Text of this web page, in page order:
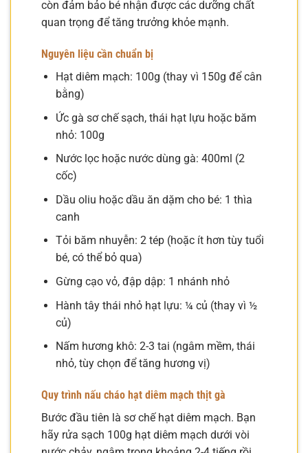
còn đảm bảo bé nhận được các dưỡng chất
quan trọng để tăng trưởng khỏe mạnh.
Nguyên liệu cần chuẩn bị
Hạt diêm mạch: 100g (thay vì 150g để cân
bằng)
Ức gà sơ chế sạch, thái hạt lựu hoặc băm
nhỏ: 100g
Nước lọc hoặc nước dùng gà: 400ml (2
cốc)
Dầu oliu hoặc dầu ăn dặm cho bé: 1 thìa
canh
Tỏi băm nhuyễn: 2 tép (hoặc ít hơn tùy tuổi
bé, có thể bỏ qua)
Gừng cạo vỏ, đập dập: 1 nhánh nhỏ
Hành tây thái nhỏ hạt lựu: ¼ củ (thay vì ½
củ)
Nấm hương khô: 2-3 tai (ngâm mềm, thái
nhỏ, tùy chọn để tăng hương vị)
Quy trình nấu cháo hạt diêm mạch thịt gà
Bước đầu tiên là sơ chế hạt diêm mạch. Bạn
hãy rửa sạch 100g hạt diêm mạch dưới vòi